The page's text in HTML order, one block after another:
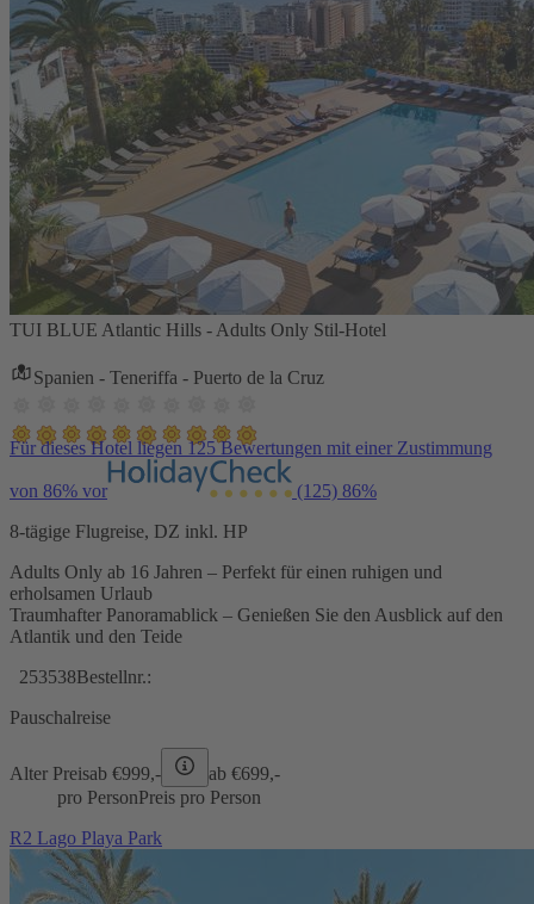
TUI BLUE Atlantic Hills - Adults Only Stil-Hotel
Spanien - Teneriffa - Puerto de la Cruz
Für dieses Hotel liegen 125 Bewertungen mit einer Zustimmung
von 86% vor (125) 86%
8-tägige Flugreise, DZ inkl. HP
Adults Only ab 16 Jahren – Perfekt für einen ruhigen und
erholsamen Urlaub
Traumhafter Panoramablick – Genießen Sie den Ausblick auf den
Atlantik und den Teide
253538Bestellnr.:
Pauschalreise
Alter Preisab €999,- ab €699,-
pro PersonPreis pro Person
R2 Lago Playa Park